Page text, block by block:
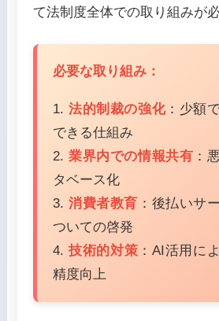
て法制度全体での取り組みが必
必要な取り組み：
1. 法的制裁の強化：少額
できる仕組み
2. 業界内での情報共有 ：
タベース化
3. 消費者教育 ：後払いサ
ついての啓発
4.技術的対策 ：AI活用に
精度向上